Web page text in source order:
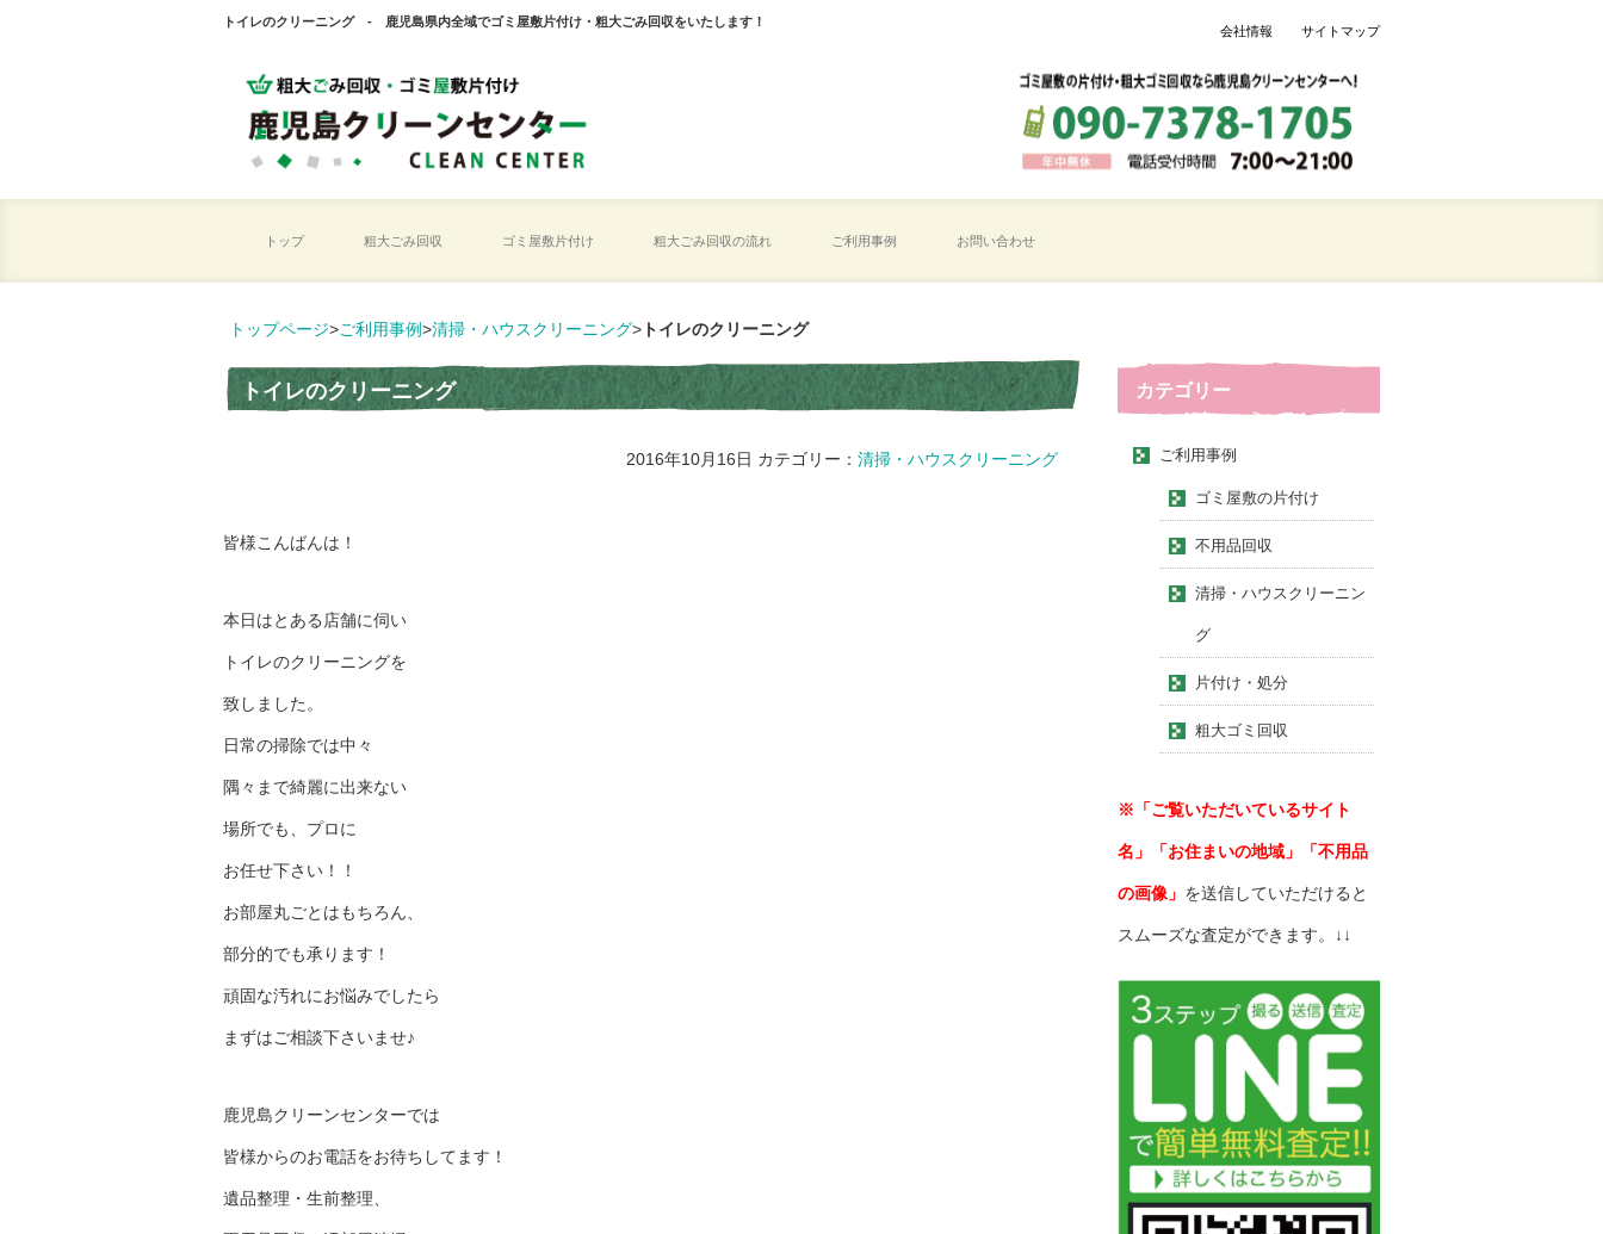
トイレのクリーニング - 鹿児島県内全域でゴミ屋敷片付け・粗大ごみ回収をいたします！
会社情報 サイトマップ
トップ 粗大ごみ回収 ゴミ屋敷片付け 粗大ごみ回収の流れ ご利用事例 お問い合わせ
トップページ>ご利用事例>清掃・ハウスクリーニング> トイレのクリーニング
トイレのクリーニング
2016年10月16日 カテゴリー： 清掃・ハウスクリーニング
皆様こんばんは！
本日はとある店舗に伺い
トイレのクリーニングを
致しました。
日常の掃除では中々
隅々まで綺麗に出来ない
場所でも、プロに
お任せ下さい！！
お部屋丸ごとはもちろん、
部分的でも承ります！
頑固な汚れにお悩みでしたら
まずはご相談下さいませ♪
鹿児島クリーンセンターでは
皆様からのお電話をお待ちしてます！
遺品整理・生前整理、
カテゴリー
ご利用事例
ゴミ屋敷の片付け
不用品回収
清掃・ハウスクリーニン
グ
片付け・処分
粗大ゴミ回収
※「ご覧いただいているサイト
名」「お住まいの地域」「不用品
の画像」 を送信していただけると
スムーズな査定ができます。↓↓